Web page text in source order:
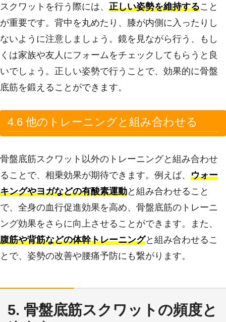
スクワットを行う際には、 正しい姿勢を維持すること
が重要です。背中を丸めたり、膝が内側に入ったりし
ないように注意しましょう。鏡を見ながら行う、もし
くは家族や友人にフォームをチェックしてもらうと良
いでしょう。正しい姿勢で行うことで、効果的に骨盤
底筋を鍛えることができます。
4.6 他のトレーニングと組み合わせる
骨盤底筋スクワット以外のトレーニングと組み合わせ
ることで、相乗効果が期待できます。例えば、 ウォー
キングやヨガなどの有酸素運動と組み合わせること
で、全身の血行促進効果を高め、骨盤底筋のトレーニ
ング効果をさらに向上させることができます。また、
腹筋や背筋などの体幹トレーニングと組み合わせるこ
とで、姿勢の改善や腰痛予防にも繋がります。
5. 骨盤底筋スクワットの頻度と